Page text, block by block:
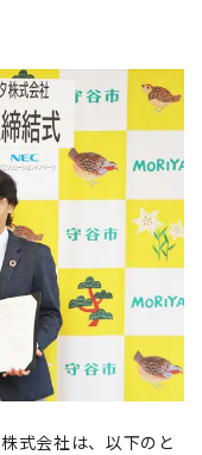
式会社は、以下のと